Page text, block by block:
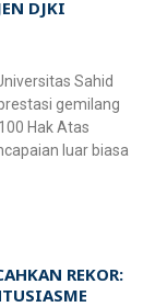
AKADEMIK
DJKI
Sahid
gemilang
Hak Atas
luar biasa
REKOR: